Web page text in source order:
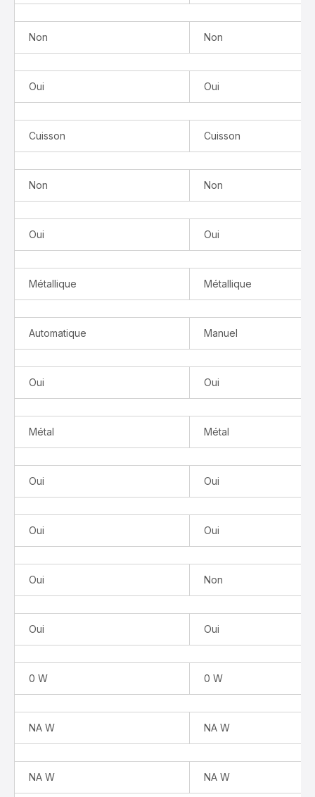
Non Non
Oui Oui
Cuisson Cuisson
Non Non
Oui Oui
Métallique Métallique
Automatique Manuel
Oui Oui
Métal Métal
Oui Oui
Oui Oui
Oui Non
Oui Oui
0 W 0 W
NA W NA W
NA W NA W